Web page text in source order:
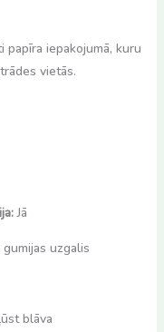
iepakojumā, kuru
vietās.
Jā
uzgalis
blāva